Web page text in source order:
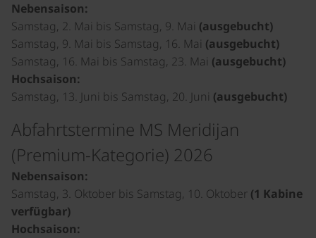
Nebensaison:
Samstag, 2. Mai bis Samstag, 9. Mai (ausgebucht)
Samstag, 9. Mai bis Samstag, 16. Mai (ausgebucht)
Samstag, 16. Mai bis Samstag, 23. Mai (ausgebucht)
Hochsaison:
Samstag, 13. Juni bis Samstag, 20. Juni (ausgebucht)
Abfahrtstermine MS Meridijan
(Premium-Kategorie) 2026
Nebensaison:
Samstag, 3. Oktober bis Samstag, 10. Oktober (1 Kabine
verfügbar)
Hochsaison: